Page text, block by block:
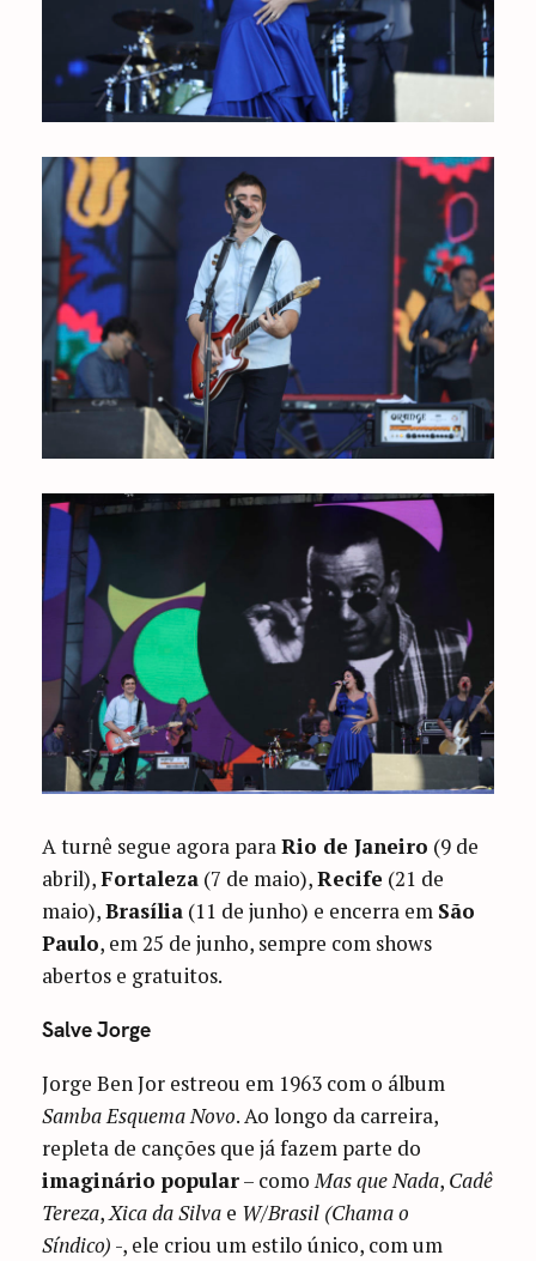
A turnê segue agora paraRio de Janeiro (9 de
abril),Fortaleza (7 de maio),Recife (21 de
maio),Brasília (11 de junho) e encerra em São
Paulo, em 25 de junho, sempre com shows
abertos e gratuitos.
Salve Jorge
Jorge Ben Jor estreou em 1963 com o álbum
Samba Esquema Novo. Ao longo da carreira,
repleta de canções que já fazem parte do
imaginário popular– como Mas que Nada, Cadê
Tereza, Xica da Silva e W/Brasil (Chama o
Síndico) -, ele criou um estilo único, com um